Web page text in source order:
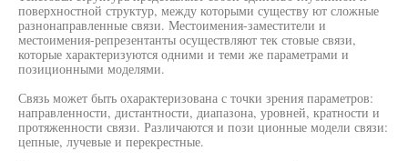
поверхностной структур, между которыми существу ют сложные
разнонаправленные связи. Местоимения-заместители и
местоимения-репрезентанты осуществляют тек стовые связи,
которые характеризуются одними и теми же параметрами и
позиционными моделями.
Связь может быть охарактеризована с точки зрения параметров:
направленности, дистантности, диапазона, уровней, кратности и
протяженности связи. Различаются и пози ционные модели связи:
цепные, лучевые и перекрестные.